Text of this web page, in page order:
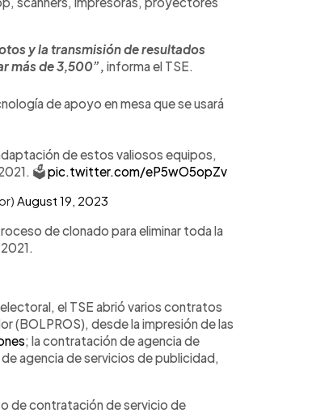
y la transmisión de resultados
más de 3,500”, informa el TSE.
de apoyo en mesa que se usará
de estos valiosos equipos,
🗳️pic.twitter.com/eP5wO5opZv
August 19, 2023
de clonado para eliminar toda la
el TSE abrió varios contratos
(BOLPROS), desde la impresión de las
; la contratación de agencia de
agencia de servicios de publicidad,
de contratación de servicio de